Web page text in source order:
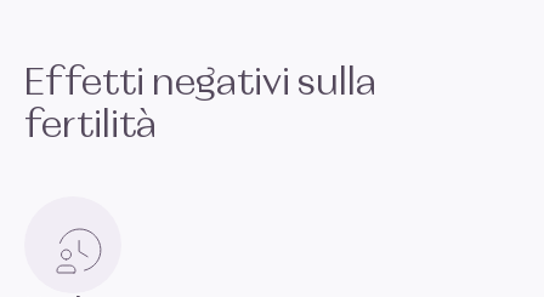
Zodpovědné používání vašich údajů
Effetti negativi sulla
fertilità